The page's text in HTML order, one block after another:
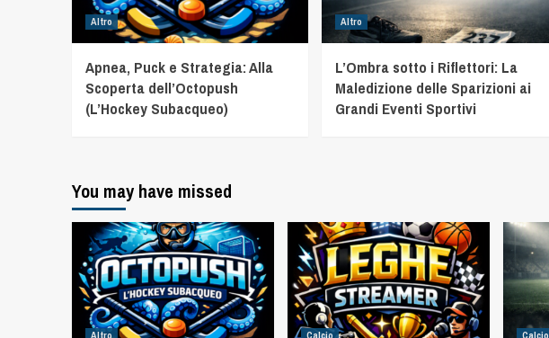
Altro
Apnea, Puck e Strategia: Alla
Scoperta dell’Octopush
(L’Hockey Subacqueo)
Altro
L’Ombra sotto i Riflettori: La
Maledizione delle Sparizioni ai
Grandi Eventi Sportivi
You may have missed
Altro Calcio Calcio